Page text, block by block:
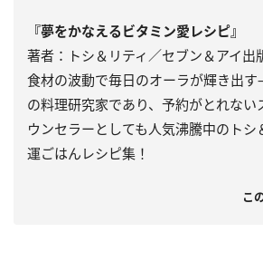
『夢をかなえるビタミン愛レシピ』
著者：トシ＆リティ／セブン＆アイ出
食材の波動で毎日のオーラが輝き出
の料理研究家であり、予約がとれない
ウンセラーとしても人気沸騰中のトシ
運ごはんレシピ集！
こ